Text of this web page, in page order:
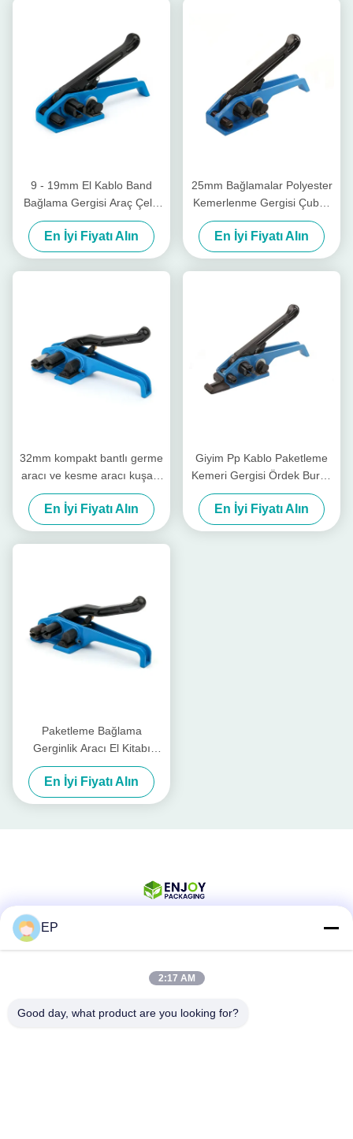
9 - 19mm El Kablo Band
Bağlama Gergisi Araç Çelik
Bağlama Gergisi Kesicisiyle
En İyi Fiyatı Alın
25mm Bağlamalar Polyester
Kemerlenme Gergisi Çubuk
Ağır Görevli Kemerlenme
Gergisi
En İyi Fiyatı Alın
32mm kompakt bantlı germe
aracı ve kesme aracı kuşağı
40mm kordon germe cihazı
En İyi Fiyatı Alın
Giyim Pp Kablo Paketleme
Kemeri Gergisi Ördek Burnu
Ürün El Gergisi Gergisi
En İyi Fiyatı Alın
Paketleme Bağlama
Gerginlik Aracı El Kitabı
Plastik Poliester Kablo
Bağlama Aracı
En İyi Fiyatı Alın
EP
2:17 AM
Good day, what product are you looking for?